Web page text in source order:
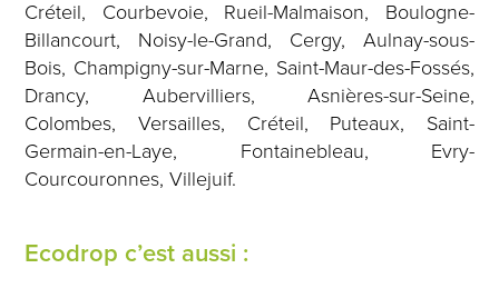
Créteil, Courbevoie, Rueil-Malmaison, Boulogne-
Billancourt, Noisy-le-Grand, Cergy, Aulnay-sous-
Bois, Champigny-sur-Marne, Saint-Maur-des-Fossés,
Drancy, Aubervilliers, Asnières-sur-Seine,
Colombes, Versailles, Créteil, Puteaux, Saint-
Germain-en-Laye, Fontainebleau, Evry-
Courcouronnes, Villejuif.
Ecodrop c’est aussi :